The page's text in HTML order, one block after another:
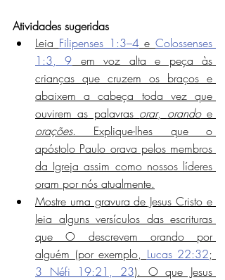
Atividades sugeridas
Leia Filipenses 1:3–4 e Colossenses
1:3, 9 em voz alta e peça às
crianças que cruzem os braços e
abaixem a cabeça toda vez que
ouvirem as palavras orar, orando
orações. Explique-lhes que o
apóstolo Paulo orava pelos membros
da Igreja assim como nossos líderes
oram por nós atualmente.
Mostre uma gravura de Jesus Cristo e
leia alguns versículos das escrituras
que O descrevem orando por
alguém (por exemplo, Lucas 22:32
3 Néfi 19:21, 23). O que Jesus